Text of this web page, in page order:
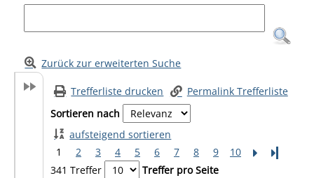
Zurück zur erweiterten Suche
Trefferliste drucken
Permalink Trefferliste
Sortieren nach
aufsteigend sortieren
1
2 3 4 5 6 7 8 9 10
Letzte
341 Treffer
Treffer pro Seite